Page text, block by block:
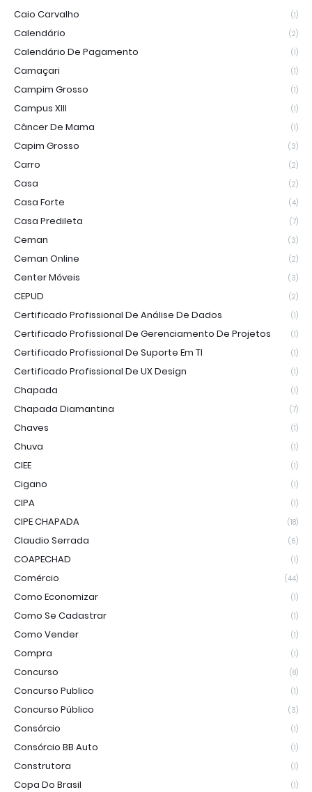
Caio Carvalho (1)
Calendário (2)
Calendário De Pagamento (1)
Camaçari (1)
Campim Grosso (1)
Campus XIII (1)
Câncer De Mama (1)
Capim Grosso (3)
Carro (2)
Casa (2)
Casa Forte (4)
Casa Predileta (7)
Ceman (3)
Ceman Online (2)
Center Móveis (3)
CEPUD (2)
Certificado Profissional De Análise De Dados (1)
Certificado Profissional De Gerenciamento De Projetos (1)
Certificado Profissional De Suporte Em TI (1)
Certificado Profissional De UX Design (1)
Chapada (1)
Chapada Diamantina (7)
Chaves (1)
Chuva (1)
CIEE (1)
Cigano (1)
CIPA (1)
CIPE CHAPADA (18)
Claudio Serrada (6)
COAPECHAD (1)
Comércio (44)
Como Economizar (1)
Como Se Cadastrar (1)
Como Vender (1)
Compra (1)
Concurso (8)
Concurso Publico (1)
Concurso Público (3)
Consórcio (1)
Consórcio BB Auto (1)
Construtora (1)
Copa Do Brasil (1)